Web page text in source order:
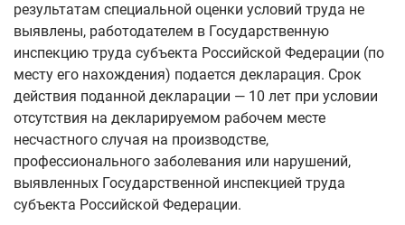
результатам специальной оценки условий труда не
выявлены, работодателем в Государственную
инспекцию труда субъекта Российской Федерации (по
месту его нахождения) подается декларация. Срок
действия поданной декларации — 10 лет при условии
отсутствия на декларируемом рабочем месте
несчастного случая на производстве,
профессионального заболевания или нарушений,
выявленных Государственной инспекцией труда
субъекта Российской Федерации.